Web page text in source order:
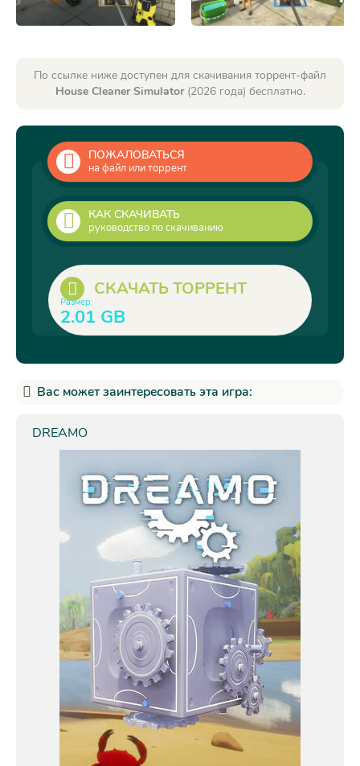
По ссылке ниже доступен для скачивания торрент-файл
House Cleaner Simulator(2026 года) бесплатно.
ПОЖАЛОВАТЬСЯ
на файл или торрент
КАК СКАЧИВАТЬ
руководство по скачиванию
СКАЧАТЬ ТОРРЕНТ
Размер:
2.01 GB
Вас может заинтересовать эта игра:
DREAMO